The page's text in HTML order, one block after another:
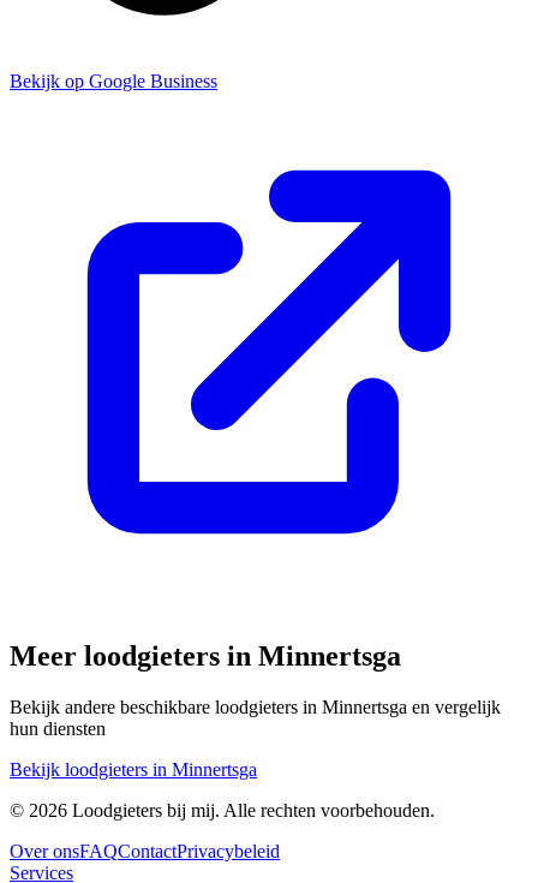
Bekijk op Google Business
Meer loodgieters in Minnertsga
Bekijk andere beschikbare loodgieters in Minnertsga en vergelijk
hun diensten
Bekijk loodgieters in Minnertsga
© 2026 Loodgieters bij mij. Alle rechten voorbehouden.
Over onsFAQContactPrivacybeleid
Services